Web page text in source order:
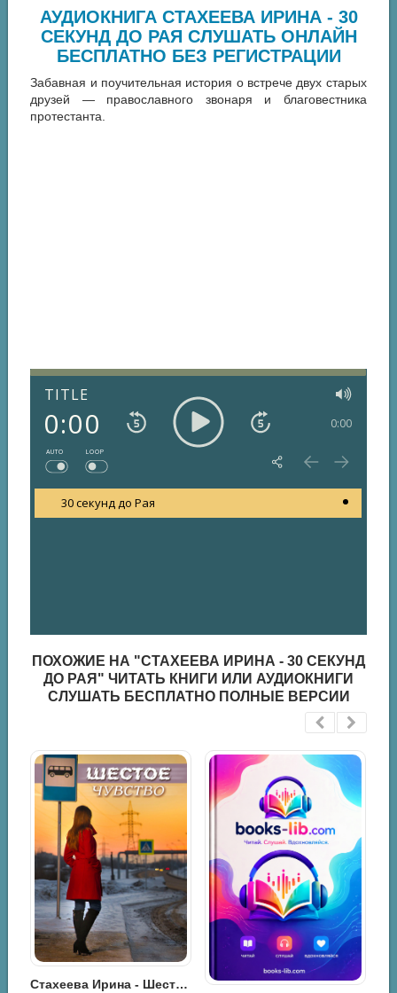
АУДИОКНИГА СТАХЕЕВА ИРИНА - 30
СЕКУНД ДО РАЯ СЛУШАТЬ ОНЛАЙН
БЕСПЛАТНО БЕЗ РЕГИСТРАЦИИ
Забавная и поучительная история о встрече двух старых
друзей — православного звонаря и благовестника
протестанта.
TITLE
0:00 0:00
AUTO LOOP
30 секунд до Рая
ПОХОЖИЕ НА "СТАХЕЕВА ИРИНА - 30 СЕКУНД
ДО РАЯ" ЧИТАТЬ КНИГИ ИЛИ АУДИОКНИГИ
СЛУШАТЬ БЕСПЛАТНО ПОЛНЫЕ ВЕРСИИ
Стахеева Ирина - Шестое чувство